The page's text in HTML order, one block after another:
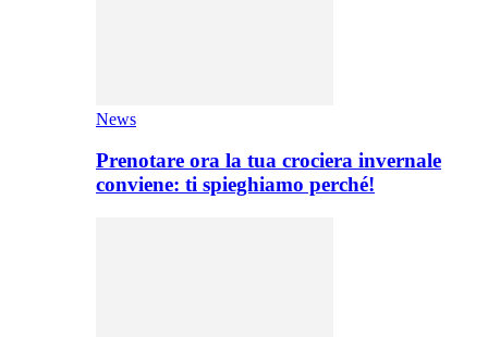
News
Prenotare ora la tua crociera invernale
conviene: ti spieghiamo perché!